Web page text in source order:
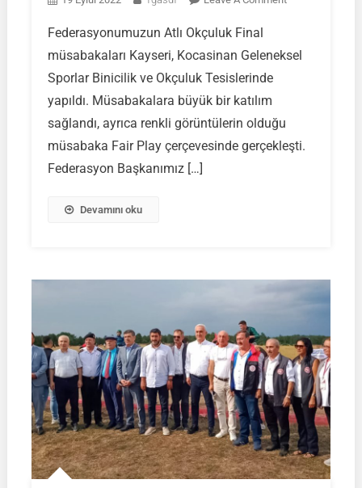
Okçuluk
Federasyonumuzun Atlı Okçuluk Final
müsabakaları Kayseri, Kocasinan Geleneksel
Sporlar Binicilik ve Okçuluk Tesislerinde
yapıldı. Müsabakalara büyük bir katılım
sağlandı, ayrıca renkli görüntülerin olduğu
müsabaka Fair Play çerçevesinde gerçekleşti.
Federasyon Başkanımız […]
Devamını oku